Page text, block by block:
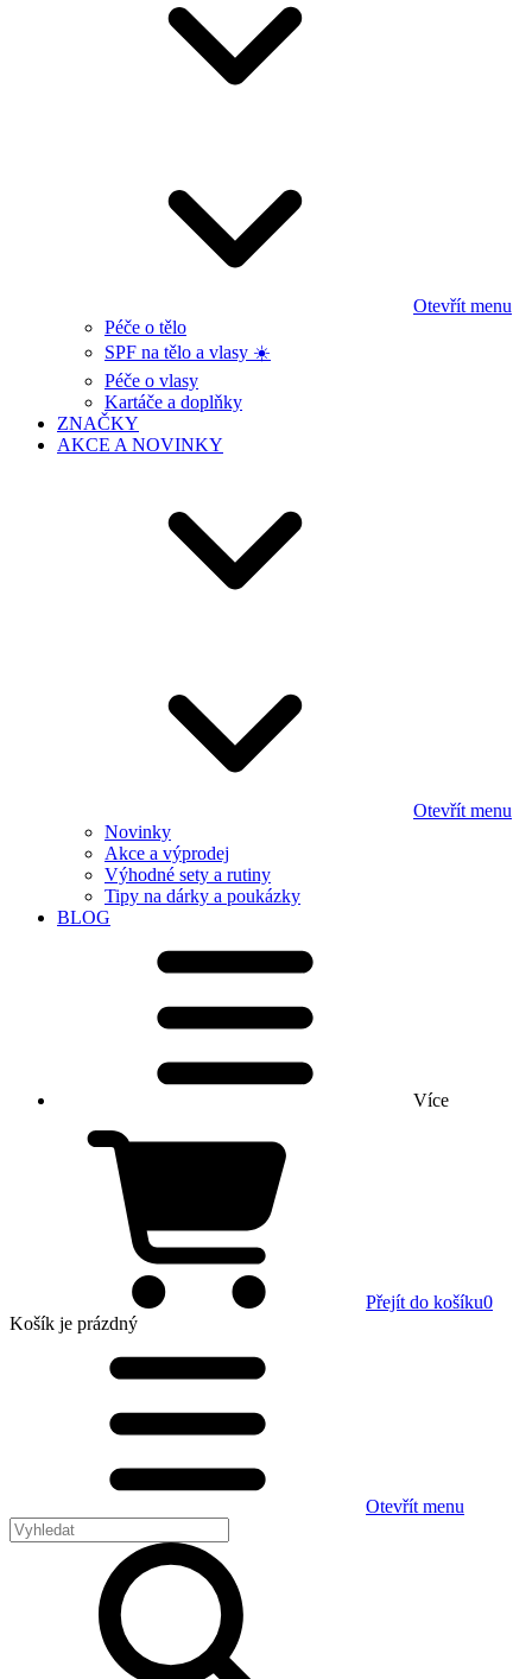
Otevřít menu
Péče o tělo
SPF na tělo a vlasy ☀️
Péče o vlasy
Kartáče a doplňky
ZNAČKY
AKCE A NOVINKY
Otevřít menu
Novinky
Akce a výprodej
Výhodné sety a rutiny
Tipy na dárky a poukázky
BLOG
Více
Přejít do košíku0
Košík je prázdný
Otevřít menu